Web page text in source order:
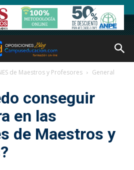
de Maestros y Profesores General
conseguir
en las
de Maestros y